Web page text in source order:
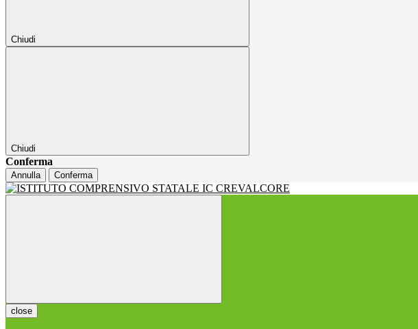
Chiudi
Chiudi
Conferma
Annulla Conferma
close